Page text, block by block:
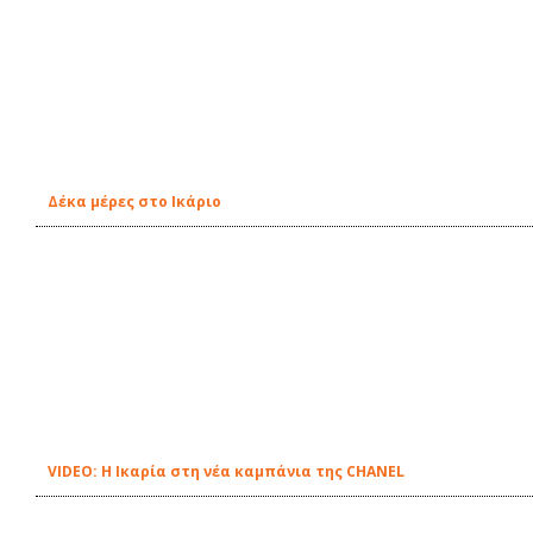
Δέκα μέρες στο Ικάριο
VIDEO: Η Ικαρία στη νέα καμπάνια της CHANEL